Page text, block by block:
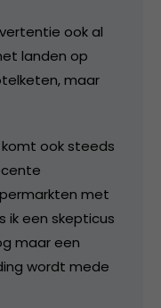
ook al
landen op
maar
ook steeds
met
ik een skepticus
maar een
wordt mede